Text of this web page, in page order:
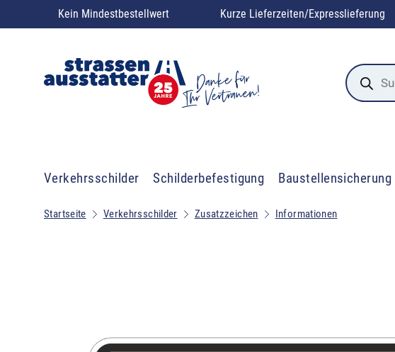
Kein Mindestbestellwert Kurze Lieferzeiten/Expresslieferung
Products
search
Verkehrsschilder Schilderbefestigung Baustellensicherung
Startseite Verkehrsschilder Zusatzzeichen Informationen